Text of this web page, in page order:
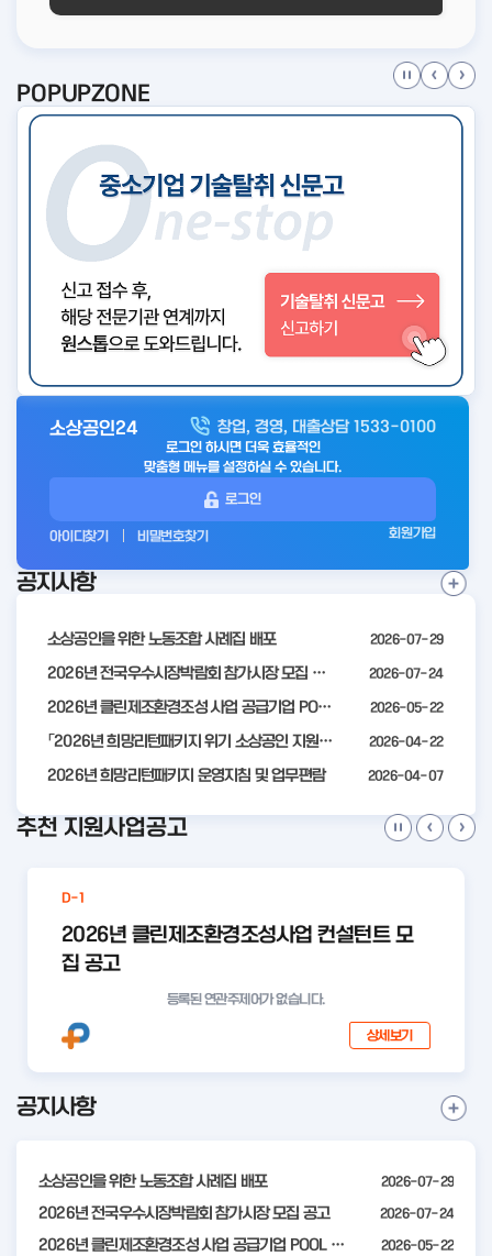
POPUPZONE
아
전
소상공인24 창업, 경영, 대출상담 1533-0100
로그인 하시면 더욱 효율적인
맞춤형 메뉴를 설정하실 수 있습니다.
로그인
아이디찾기 비밀번호찾기 회원가입
공지사항
소상공인을 위한 노동조합 사례집 배포 2026-07-29
2026년 전국우수시장박람회 참가시장 모집 공고 2026-07-24
2026년 클린제조환경조성 사업 공급기업 POOL 안내 2026-05-22
「2026년 희망리턴패키지 위기 소상공인 지원」모집 통합 2차 수정 공고 2026-04-22
2026년 희망리턴패키지 운영지침 및 업무편람 2026-04-07
공
추천 지원사업공고
턴트 모
상세보기
「2026년 플랫폼 협업교육」소상공인
등록된 연관주제어가 없습니다.
I공지사항
소상공인을 위한 노동조합 사례집 배포 2026-07-29
2026년 전국우수시장박람회 참가시장 모집 공고 2026-07-24
2026년 클린제조환경조성 사업 공급기업 POOL 안내 2026-05-22
공
항
보
기